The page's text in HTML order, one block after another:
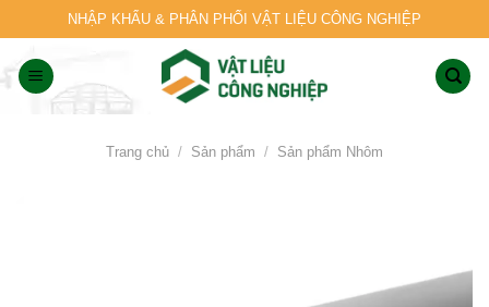
to
content
NHẬP KHẨU & PHÂN PHỐI VẬT LIỆU CÔNG NGHIỆP
Trang chủ / Sản phẩm / Sản phẩm Nhôm